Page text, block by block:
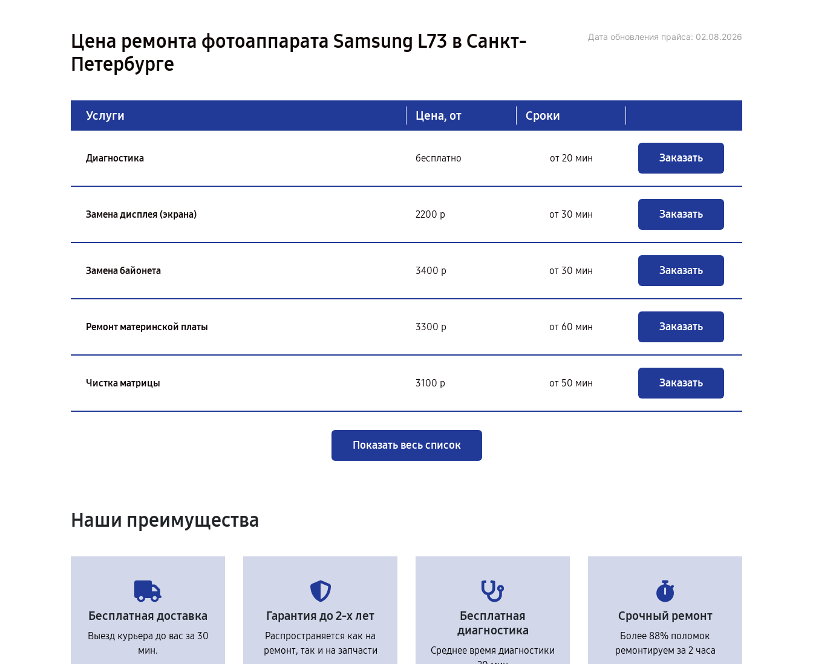
Цена ремонта фотоаппарата Samsung L73 в Санкт-
Петербурге
Дата обновления прайса: 02.08.2026
Услуги Цена, от Сроки
Диагностика бесплатно от 20 мин Заказать
Замена дисплея (экрана) 2200 р от 30 мин Заказать
Замена байонета 3400 р от 30 мин Заказать
Ремонт материнской платы 3300 р от 60 мин Заказать
Чистка матрицы 3100 р от 50 мин Заказать
Показать весь список
Наши преимущества
Бесплатная доставка
Выезд курьера до вас за 30
мин.
Гарантия до 2-х лет
Распространяется как на
ремонт, так и на запчасти
Бесплатная
диагностика
Среднее время диагностики
Срочный ремонт
Более 88% поломок
ремонтируем за 2 часа